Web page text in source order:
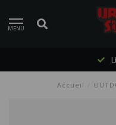
MENU
Accueil